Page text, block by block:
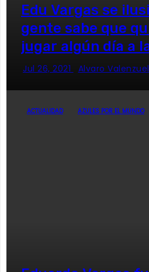
Edu Vargas se
gente sabe que
jugar algún día a
Jul 26, 2021 Alvaro
ACTUALIDAD AZULES POR EL MUNDO